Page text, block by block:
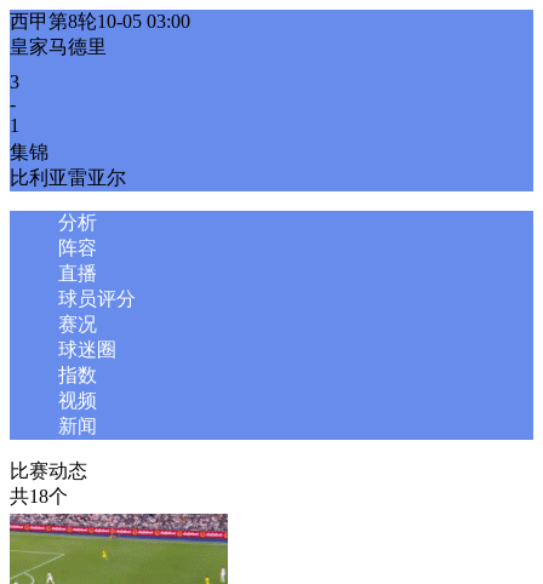
西甲第8轮10-05 03:00
皇家马德里
3
-
1
集锦
比利亚雷亚尔
分析
阵容
直播
球员评分
赛况
球迷圈
指数
视频
新闻
比赛动态
共18个